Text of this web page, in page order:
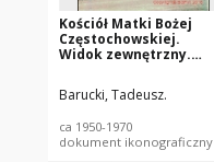
Kościół Matki Bożej
Częstochowskiej.
Widok zewnętrzny.
Barucki, Tadeusz.
ca 1950-1970
dokument ikonograficzny